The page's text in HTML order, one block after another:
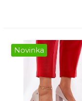
Novinka